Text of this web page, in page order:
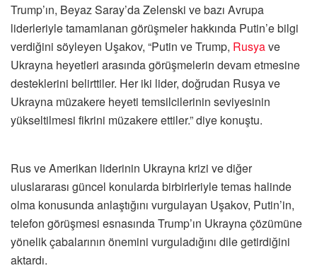
Trump’ın, Beyaz Saray’da Zelenski ve bazı Avrupa
liderleriyle tamamlanan görüşmeler hakkında Putin’e bilgi
verdiğini söyleyen Uşakov, “Putin ve Trump, Rusyave
Ukrayna heyetleri arasında görüşmelerin devam etmesine
desteklerini belirttiler. Her iki lider, doğrudan Rusya ve
Ukrayna müzakere heyeti temsilcilerinin seviyesinin
yükseltilmesi fikrini müzakere ettiler.” diye konuştu.
Rus ve Amerikan liderinin Ukrayna krizi ve diğer
uluslararası güncel konularda birbirleriyle temas halinde
olma konusunda anlaştığını vurgulayan Uşakov, Putin’in,
telefon görüşmesi esnasında Trump’ın Ukrayna çözümüne
yönelik çabalarının önemini vurguladığını dile getirdiğini
aktardı.